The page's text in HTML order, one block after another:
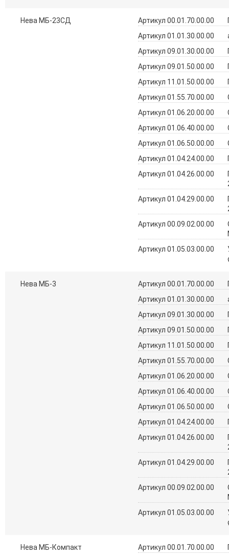
Нева МБ-23СД Артикул 00.01.70.00.00
Артикул 01.01.30.00.00
Артикул 09.01.30.00.00
Артикул 09.01.50.00.00
Артикул 11.01.50.00.00
Артикул 01.55.70.00.00
Артикул 01.06.20.00.00
Артикул 01.06.40.00.00
Артикул 01.06.50.00.00
Артикул 01.04.24.00.00
Артикул 01.04.26.00.00
Артикул 01.04.29.00.00
Артикул 00.09.02.00.00
Артикул 01.05.03.00.00
Нева МБ-3 Артикул 00.01.70.00.00
Артикул 01.01.30.00.00
Артикул 09.01.30.00.00
Артикул 09.01.50.00.00
Артикул 11.01.50.00.00
Артикул 01.55.70.00.00
Артикул 01.06.20.00.00
Артикул 01.06.40.00.00
Артикул 01.06.50.00.00
Артикул 01.04.24.00.00
Артикул 01.04.26.00.00
Артикул 01.04.29.00.00
Артикул 00.09.02.00.00
Артикул 01.05.03.00.00
Нева МБ-Компакт Артикул 00.01.70.00.00